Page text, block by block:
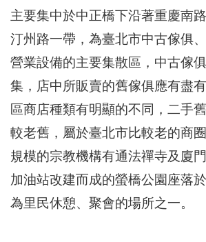
臺
北
市
鄰
長
冊
主要集中於中正橋下沿著重慶南
汀州路一帶，為臺北市中古傢俱
營業設備的主要集散區，中古傢
集，店中所販賣的舊傢俱應有盡
區商店種類有明顯的不同，二手
較老舊，屬於臺北市比較老的商
規模的宗教機構有通法禪寺及廈
加油站改建而成的螢橋公園座落
為里民休憩、聚會的場所之一。